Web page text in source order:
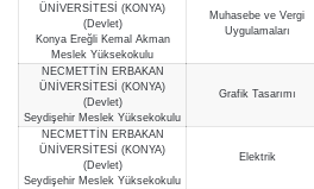
ÜNİVERSİTESİ (KONYA)
(Devlet)
Konya Ereğli Kemal Akman
Meslek Yüksekokulu
Muhasebe ve Vergi
Uygulamaları
NECMETTİN ERBAKAN
ÜNİVERSİTESİ (KONYA)
(Devlet)
Seydişehir Meslek Yüksekokulu
Grafik Tasarımı
NECMETTİN ERBAKAN
ÜNİVERSİTESİ (KONYA)
(Devlet)
Seydişehir Meslek Yüksekokulu
Elektrik